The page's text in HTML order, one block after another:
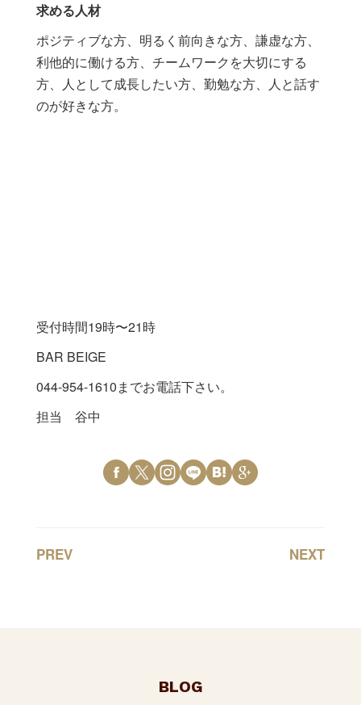
求める人材
ポジティブな方、明るく前向きな方、謙虚な方、
利他的に働ける方、チームワークを大切にする
方、人として成長したい方、勤勉な方、人と話す
のが好きな方。
受付時間19時〜21時
BAR BEIGE
044-954-1610までお電話下さい。
担当 谷中
PREV NEXT
BLOG